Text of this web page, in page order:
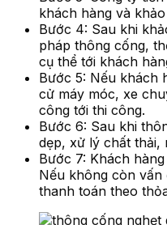
khách hàng và
Bước 4: Sau khi
pháp thông cống,
cụ thể tới khách
Bước 5: Nếu khách
cử máy móc, xe
công tới thi công.
Bước 6: Sau khi
dẹp, xử lý chất thải,
Bước 7: Khách
Nếu không còn vấn
thanh toán theo